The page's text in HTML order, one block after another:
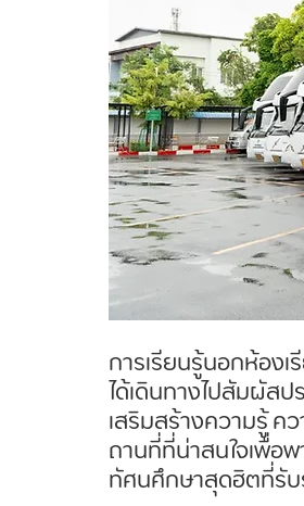
การเรียนรู้นอกห้อง
ได้เดินทางไปสัมผั
เสริมสร้างความรู้
ถานที่ที่น่าสนใจเพื่อ
ทัศนศึกษาสุดฮิตที่รั